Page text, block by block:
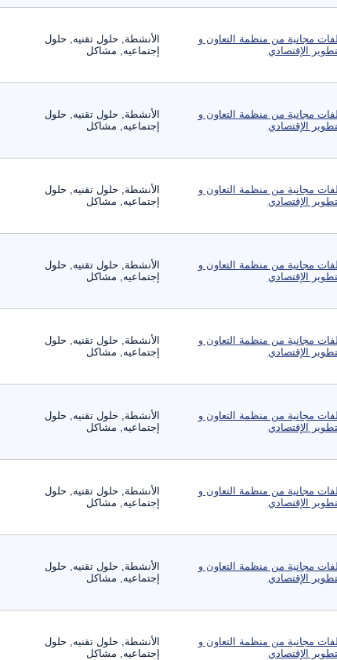
مجانية من منظمة التعاون و
الإقتصادي
الأنشطة, حلول تقنيه, حلول
إجتماعيه, مشاكل
مجانية من منظمة التعاون و
الإقتصادي
الأنشطة, حلول تقنيه, حلول
إجتماعيه, مشاكل
مجانية من منظمة التعاون و
الإقتصادي
الأنشطة, حلول تقنيه, حلول
إجتماعيه, مشاكل
مجانية من منظمة التعاون و
الإقتصادي
الأنشطة, حلول تقنيه, حلول
إجتماعيه, مشاكل
مجانية من منظمة التعاون و
الإقتصادي
الأنشطة, حلول تقنيه, حلول
إجتماعيه, مشاكل
مجانية من منظمة التعاون و
الإقتصادي
الأنشطة, حلول تقنيه, حلول
إجتماعيه, مشاكل
مجانية من منظمة التعاون و
الإقتصادي
الأنشطة, حلول تقنيه, حلول
إجتماعيه, مشاكل
مجانية من منظمة التعاون و
الإقتصادي
الأنشطة, حلول تقنيه, حلول
إجتماعيه, مشاكل
مجانية من منظمة التعاون و
الإقتصادي
الأنشطة, حلول تقنيه, حلول
إجتماعيه, مشاكل